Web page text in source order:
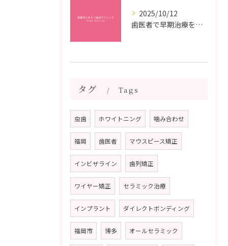
2025/10/12
歯医者で早期治療を受けるメリットと虫歯悪化を防ぐ最短ステップ
タグ Tags
虫歯 ホワイトニング 噛み合わせ
福岡 歯医者 マウスピース矯正
インビザライン 歯列矯正
ワイヤー矯正 セラミック治療
インプラント ダイレクトボンディング
福岡市 博多 オールセラミック